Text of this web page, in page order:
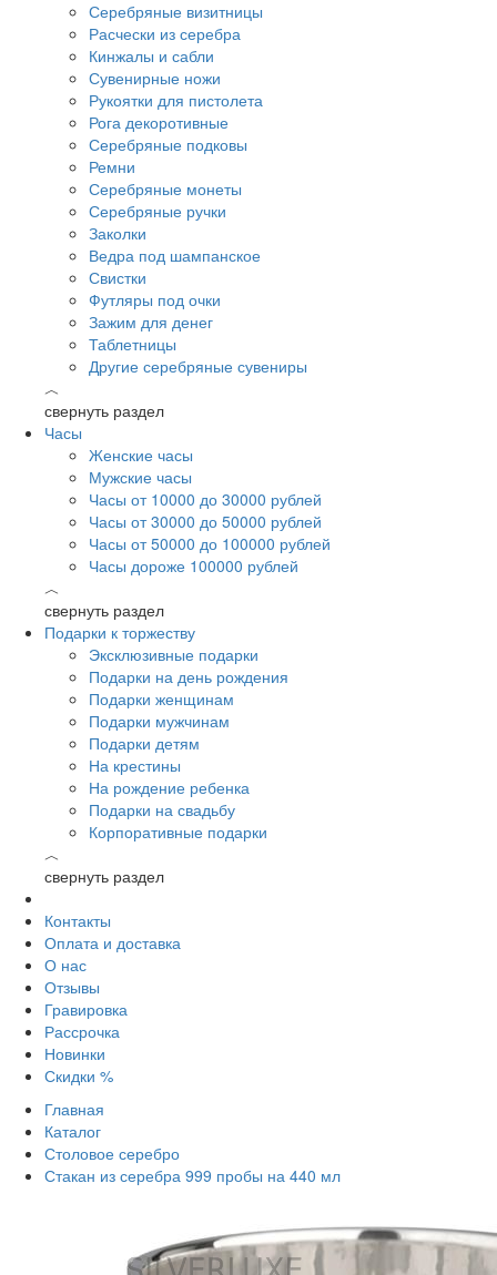
Серебряные визитницы
Расчески из серебра
Кинжалы и сабли
Сувенирные ножи
Рукоятки для пистолета
Рога декоротивные
Серебряные подковы
Ремни
Серебряные монеты
Серебряные ручки
Заколки
Ведра под шампанское
Свистки
Футляры под очки
Зажим для денег
Таблетницы
Другие серебряные сувениры
︿
свернуть раздел
Часы
Женские часы
Мужские часы
Часы от 10000 до 30000 рублей
Часы от 30000 до 50000 рублей
Часы от 50000 до 100000 рублей
Часы дороже 100000 рублей
︿
свернуть раздел
Подарки к торжеству
Эксклюзивные подарки
Подарки на день рождения
Подарки женщинам
Подарки мужчинам
Подарки детям
На крестины
На рождение ребенка
Подарки на свадьбу
Корпоративные подарки
︿
свернуть раздел
Контакты
Оплата и доставка
О нас
Отзывы
Гравировка
Рассрочка
Новинки
Скидки %
Главная
Каталог
Столовое серебро
Стакан из серебра 999 пробы на 440 мл